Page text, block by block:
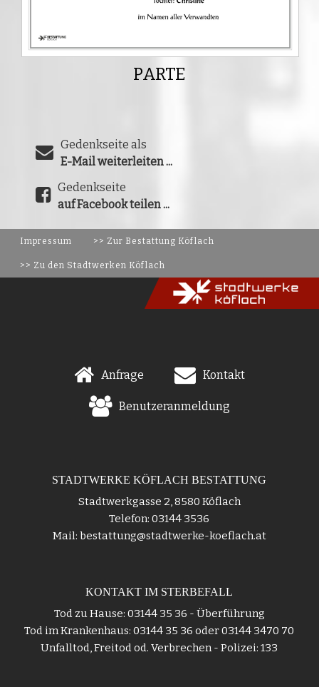
PARTE
Gedenkseite als
E-Mail weiterleiten ...
Gedenkseite
auf Facebook teilen ...
Impressum >> Zur Bestattung Köflach
>> Zu den Stadtwerken Köflach
Anfrage Kontakt
Benutzeranmeldung
STADTWERKE KÖFLACH BESTATTUNG
Stadtwerkgasse 2, 8580 Köflach
Telefon: 03144 3536
Mail: bestattung@stadtwerke-koeflach.at
KONTAKT IM STERBEFALL
Tod zu Hause: 03144 35 36 - Überführung
Tod im Krankenhaus: 03144 35 36 oder 03144 3470 70
Unfalltod, Freitod od. Verbrechen - Polizei: 133